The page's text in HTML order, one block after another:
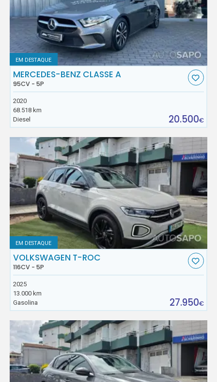
EM DESTAQUE
MERCEDES-BENZ CLASSE A
95CV - 5P
2020
68.518 km
Diesel
20.500€
EM DESTAQUE
VOLKSWAGEN T-ROC
116CV - 5P
2025
13.000 km
Gasolina
27.950€